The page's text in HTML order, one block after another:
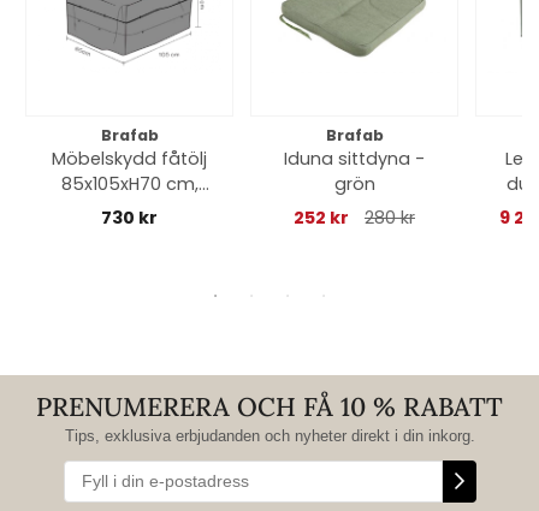
Brafab
Möbelskydd fåtölj
85x105xH70 cm,
andas - svart
730 kr
Brafab
Iduna sittdyna -
grön
252 kr
280 kr
9
PRENUMERERA OCH FÅ 10 % RABATT
Tips, exklusiva erbjudanden och nyheter direkt i din inkorg.